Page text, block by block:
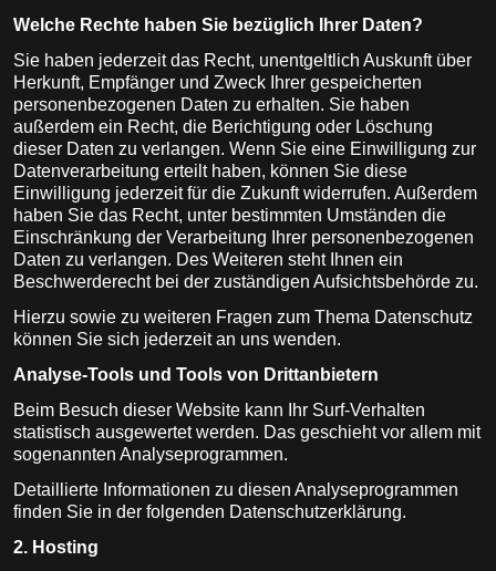
Welche Rechte haben Sie bezüglich Ihrer Daten?
Sie haben jederzeit das Recht, unentgeltlich Auskunft über
Herkunft, Empfänger und Zweck Ihrer gespeicherten
personenbezogenen Daten zu erhalten. Sie haben
außerdem ein Recht, die Berichtigung oder Löschung
dieser Daten zu verlangen. Wenn Sie eine Einwilligung zur
Datenverarbeitung erteilt haben, können Sie diese
Einwilligung jederzeit für die Zukunft widerrufen. Außerdem
haben Sie das Recht, unter bestimmten Umständen die
Einschränkung der Verarbeitung Ihrer personenbezogenen
Daten zu verlangen. Des Weiteren steht Ihnen ein
Beschwerderecht bei der zuständigen Aufsichtsbehörde zu.
Hierzu sowie zu weiteren Fragen zum Thema Datenschutz
können Sie sich jederzeit an uns wenden.
Analyse-Tools und Tools von Dritt­anbietern
Beim Besuch dieser Website kann Ihr Surf-Verhalten
statistisch ausgewertet werden. Das geschieht vor allem mit
sogenannten Analyseprogrammen.
Detaillierte Informationen zu diesen Analyseprogrammen
finden Sie in der folgenden Datenschutzerklärung.
2. Hosting